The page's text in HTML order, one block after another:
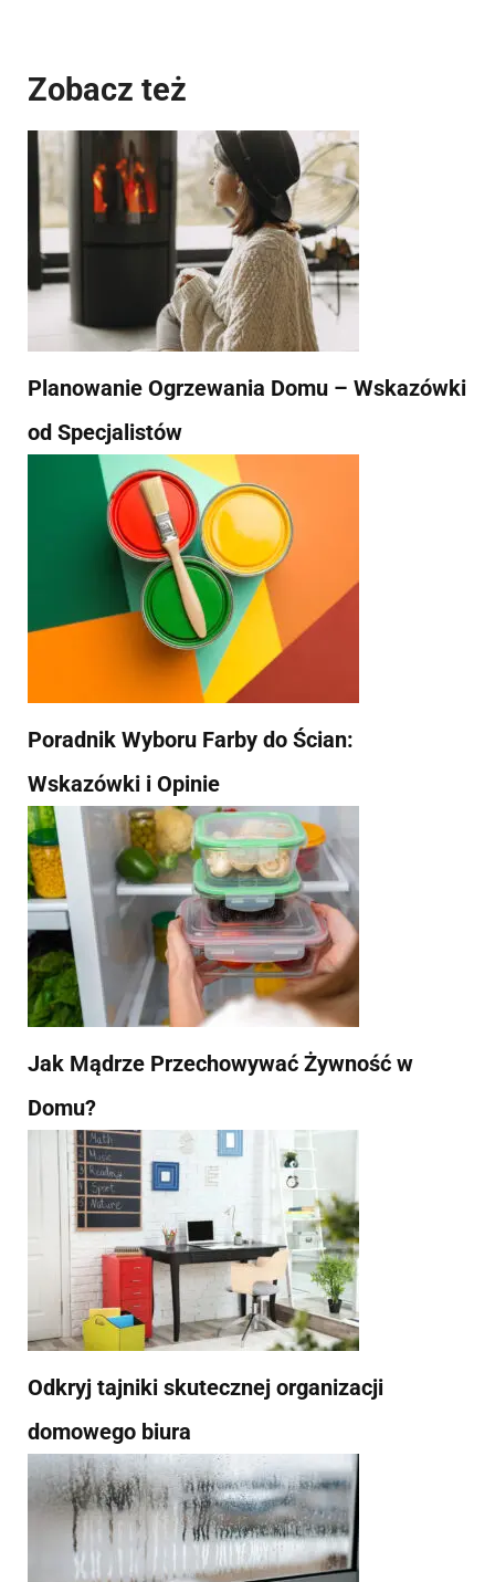
Zobacz też
Planowanie Ogrzewania Domu – Wskazówki
od Specjalistów
Poradnik Wyboru Farby do Ścian:
Wskazówki i Opinie
Jak Mądrze Przechowywać Żywność w
Domu?
Odkryj tajniki skutecznej organizacji
domowego biura